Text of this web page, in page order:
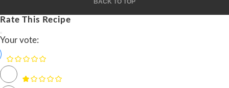
BACK TO TOP
Rate This Recipe
Your vote: